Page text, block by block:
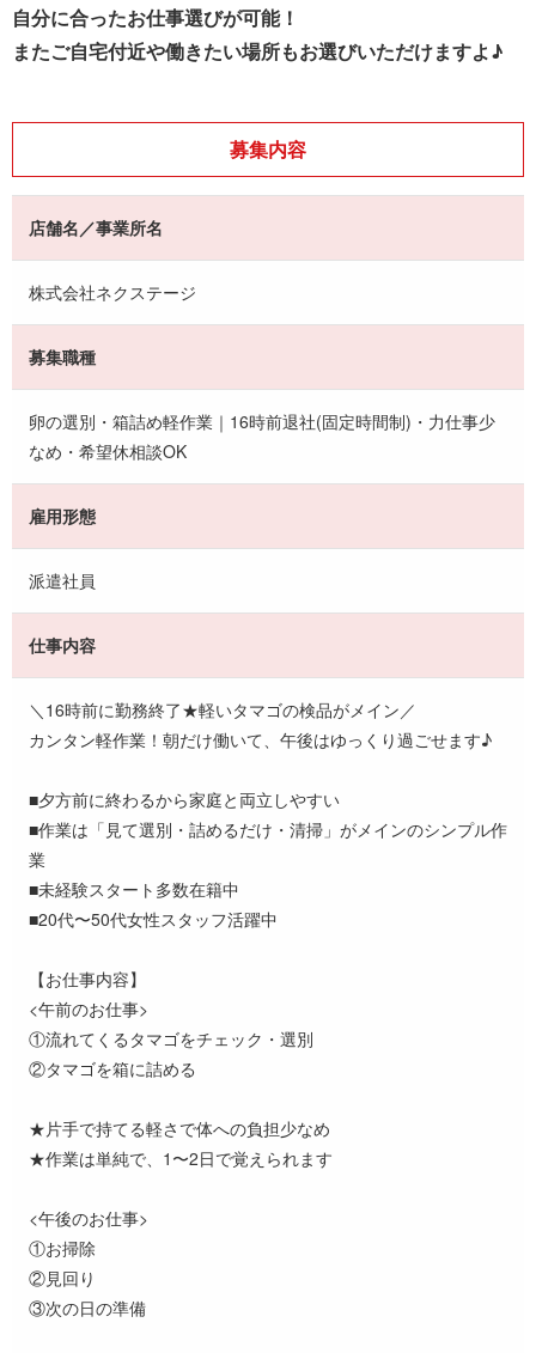
自分に合ったお仕事選びが可能！
またご自宅付近や働きたい場所もお選びいただけますよ♪
募集内容
店舗名／事業所名
株式会社ネクステージ
募集職種
卵の選別・箱詰め軽作業｜16時前退社(固定時間制)・力仕事少
なめ・希望休相談OK
雇用形態
派遣社員
仕事内容
＼16時前に勤務終了★軽いタマゴの検品がメイン／
カンタン軽作業！朝だけ働いて、午後はゆっくり過ごせます♪
■夕方前に終わるから家庭と両立しやすい
■作業は「見て選別・詰めるだけ・清掃」がメインのシンプル作
業
■未経験スタート多数在籍中
■20代〜50代女性スタッフ活躍中
【お仕事内容】
<午前のお仕事>
①流れてくるタマゴをチェック・選別
②タマゴを箱に詰める
★片手で持てる軽さで体への負担少なめ
★作業は単純で、1〜2日で覚えられます
<午後のお仕事>
①お掃除
②見回り
③次の日の準備